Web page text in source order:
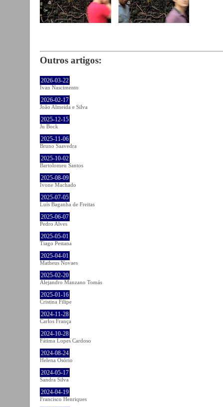
Outros artigos:
2026-03-22
Ivan Nascimento
2026-02-17
João Almeida e Silva
2025-12-15
Ju Bock
2025-11-06
Bruno Saavedra
2025-10-02
Bartolomeu Santos
2025-08-09
Ivone Machado
2025-07-05
Luís Baganha de Freitas
2025-06-07
Pedro Alves
2025-05-01
Tiago Pestana
2025-04-01
Matheus Novaes
2025-02-20
Alejandro Manzano Tomás
2025-01-16
Cristina Filipe
2024-11-28
Carlos França
2024-10-28
Fátima Lopes Cardoso
2024-08-24
Helena Osório
2024-05-17
Sandra Silva
2024-04-19
Francisco Henriques